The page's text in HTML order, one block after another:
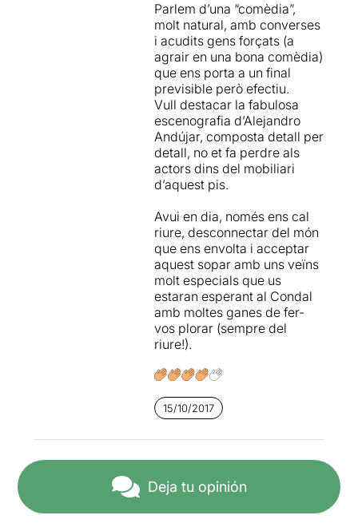
Parlem d’una “comèdia”,
molt natural, amb converses
i acudits gens forçats (a
agrair en una bona comèdia)
que ens porta a un final
previsible però efectiu.
Vull destacar la fabulosa
escenografia d’Alejandro
Andújar, composta detall per
detall, no et fa perdre als
actors dins del mobiliari
d’aquest pis.
Avui en dia, només ens cal
riure, desconnectar del món
que ens envolta i acceptar
aquest sopar amb uns veïns
molt especials que us
estaran esperant al Condal
amb moltes ganes de fer-
vos plorar (sempre del
riure!).
15/10/2017
Deja tu opinión